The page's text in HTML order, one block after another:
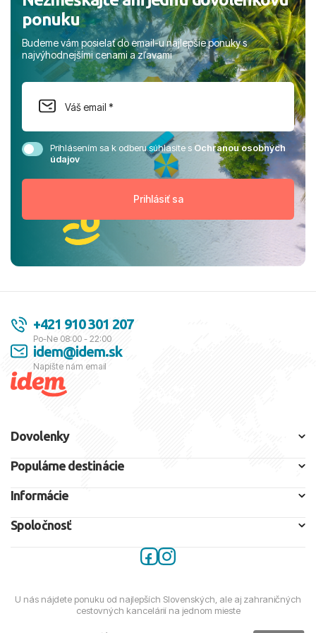
ponuku
Budeme vám posielať do email-u najlepšie ponuky s
najvýhodnejšími cenami a zľavami
Prihlásením sa k odberu súhlasíte sOchranou osobných
údajov
+421 910 301 207
Po-Ne 08:00 - 22:00
idem@idem.sk
Napíšte nám email
Dovolenky
Populárne destinácie
Informácie
Spoločnosť
U nás nájdete ponuku od najlepších Slovenských, ale aj zahraničných
cestovných kancelárií na jednom mieste